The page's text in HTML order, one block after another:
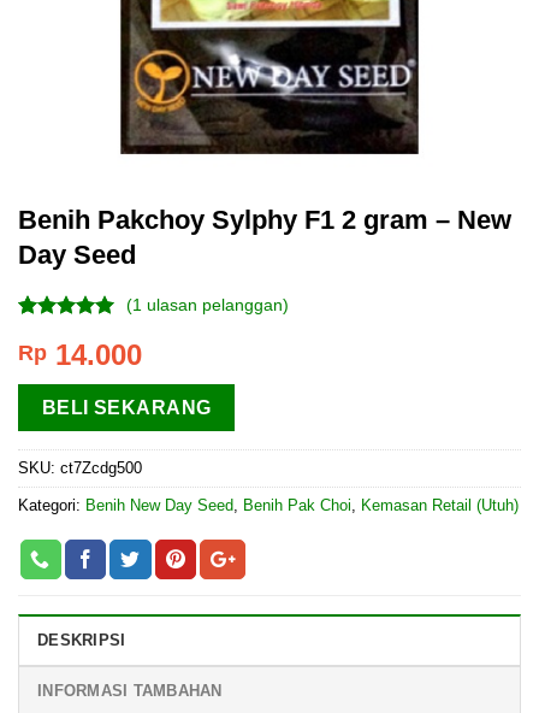
Benih Pakchoy Sylphy F1 2 gram – New
Day Seed
5.00 dari 5
pelanggan
(1 ulasan pelanggan)
Rp 14.000
BELI SEKARANG
SKU: ct7Zcdg500
Kategori: Benih New Day Seed, Benih Pak Choi, Kemasan Retail (Utuh)
DESKRIPSI
INFORMASI TAMBAHAN